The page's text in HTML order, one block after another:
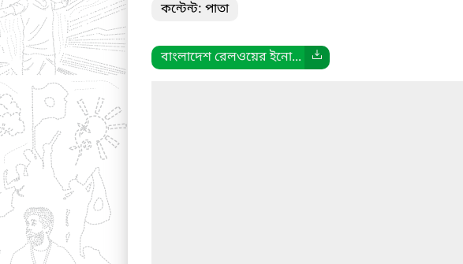
কন্টেন্ট: পাতা
বাংলাদেশ রেলওয়ের ইনো...